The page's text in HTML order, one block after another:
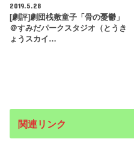
2019.5.28
[劇評]劇団桟敷童子「骨の憂鬱」
＠すみだパークスタジオ（とうき
ょうスカイ…
関連リンク